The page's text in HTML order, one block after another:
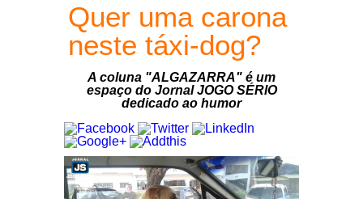
Quer uma carona
neste táxi-dog?
A coluna "ALGAZARRA" é um
espaço do Jornal JOGO SÉRIO
dedicado ao humor